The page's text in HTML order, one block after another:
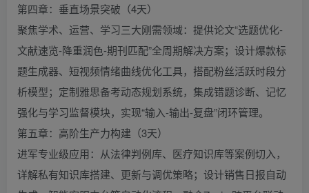
第四章：垂直场景突破（4天）
聚焦学术、运营、学习三大刚需领域：提供论文“选题优化-
文献速览-降重润色-期刊匹配”全周期解决方案；设计爆款标
题生成器、短视频情绪曲线优化工具，搭配粉丝活跃时段分
析模型；定制雅思备考动态规划系统，集成错题诊断、记忆
强化与学习监督模块，实现“输入-输出-复盘”闭环管理。
第五章：高阶生产力构建（3天）
进军专业级应用：从法律判例库、医疗知识库等案例切入，
详解私有知识库搭建、更新与调优策略；设计销售日报自动